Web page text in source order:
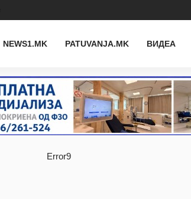
NEWS1.MK PATUVANJA.MK ВИДЕА
Error9